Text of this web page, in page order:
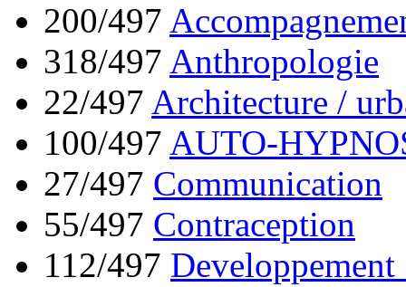
200/497
318/497 Anthropologie
22/497 Architecture /
100/497 AUTO-
27/497 Communication
55/497 Contraception
112/497